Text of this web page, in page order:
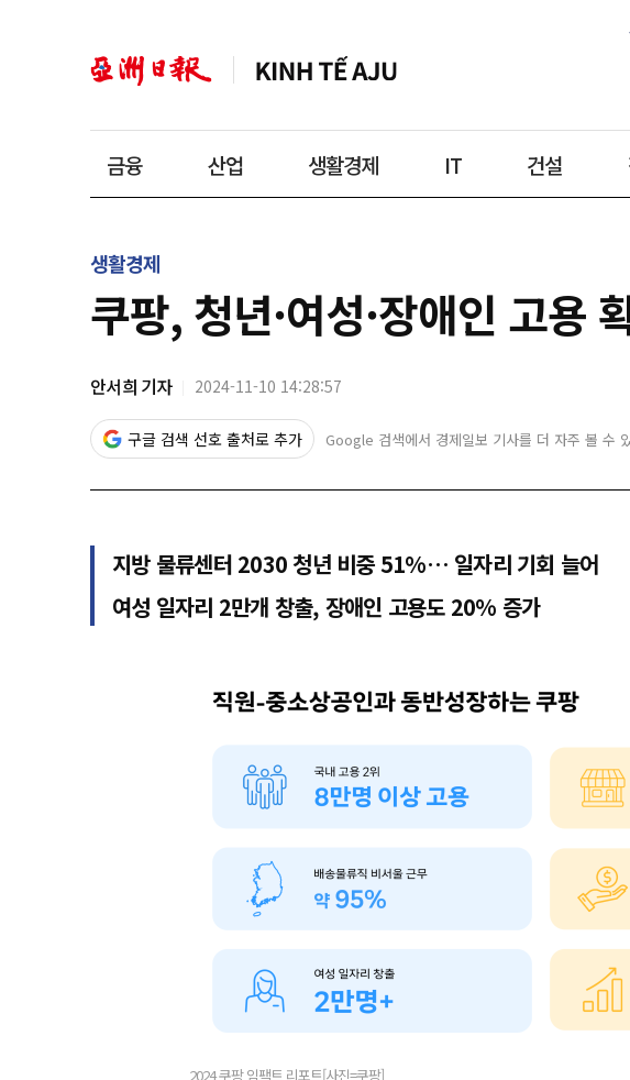
금융 산업 생활경제 IT 건설
생활경제
쿠팡, 청년·여성·장애인 고
안서희 기자 2024-11-10 14:28:57
구글 검색 선호 출처로 추가 Google 검색에서 경제일보 기사를 더 자주 볼 수
지방 물류센터 2030 청년 비중 51%… 일자리 기회 늘어
여성 일자리 2만개 창출, 장애인 고용도 20% 증가
2024 쿠팡 임팩트 리포트[사진=쿠팡]